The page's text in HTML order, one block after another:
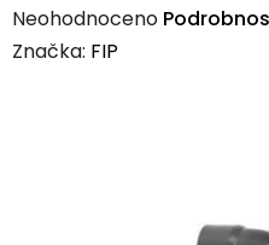
Průměrné
hodnocení
Neohodnoceno
Značka: FIP